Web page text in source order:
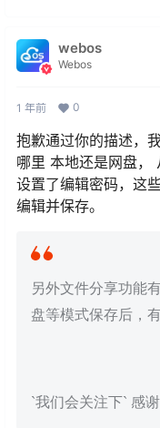
webos
Webos
1 年前 0
抱歉通过你的描述，
哪里 本地还是网盘，
设置了编辑密码，这
编辑并保存。
另外文件分享功能
盘等模式保存后，
`我们会关注下` 感